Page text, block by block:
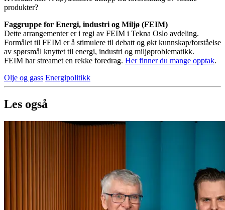
produkter?
Faggruppe for Energi, industri og Miljø (FEIM)
Dette arrangementer er i regi av FEIM i Tekna Oslo avdeling.
Formålet til FEIM er å stimulere til debatt og økt kunnskap/forståelse
av spørsmål knyttet til energi, industri og miljøproblematikk.
FEIM har streamet en rekke foredrag. Her finner du mange opptak.
Olje og gass Energipolitikk
Les også